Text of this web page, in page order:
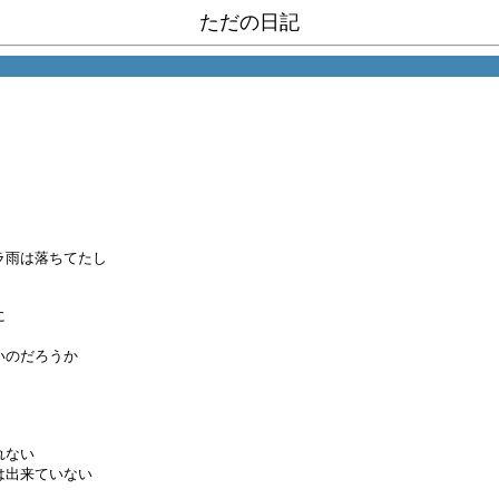
ただの日記
は落ちてたし
のだろうか
ない
出来ていない